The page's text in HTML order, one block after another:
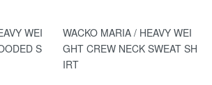
WEI
S
WACKO MARIA / HEAVY WEI
GHT CREW NECK SWEAT SH
IRT